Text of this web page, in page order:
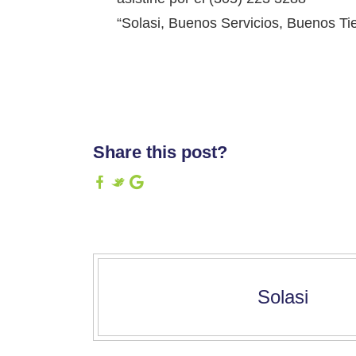
“Solasi, Buenos Servicios, Buenos
Share this post?
Solasi